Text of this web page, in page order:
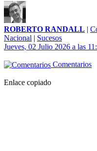
ROBERTO RANDALL |
Nacional | Sucesos
Jueves, 02 Julio 2026 a las
Comentarios
Enlace copiado